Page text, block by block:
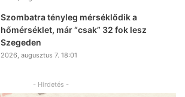
Szombatra tényleg mérséklődik a
hőmérséklet, már “csak” 32 fok lesz
Szegeden
2026, augusztus 7. 18:01
- Hirdetés -